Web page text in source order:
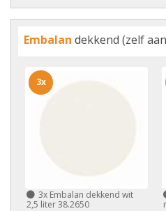
Embalan dekkend (zelf
3x Embalan dekkend wit
2,5 liter 38.2650
3x